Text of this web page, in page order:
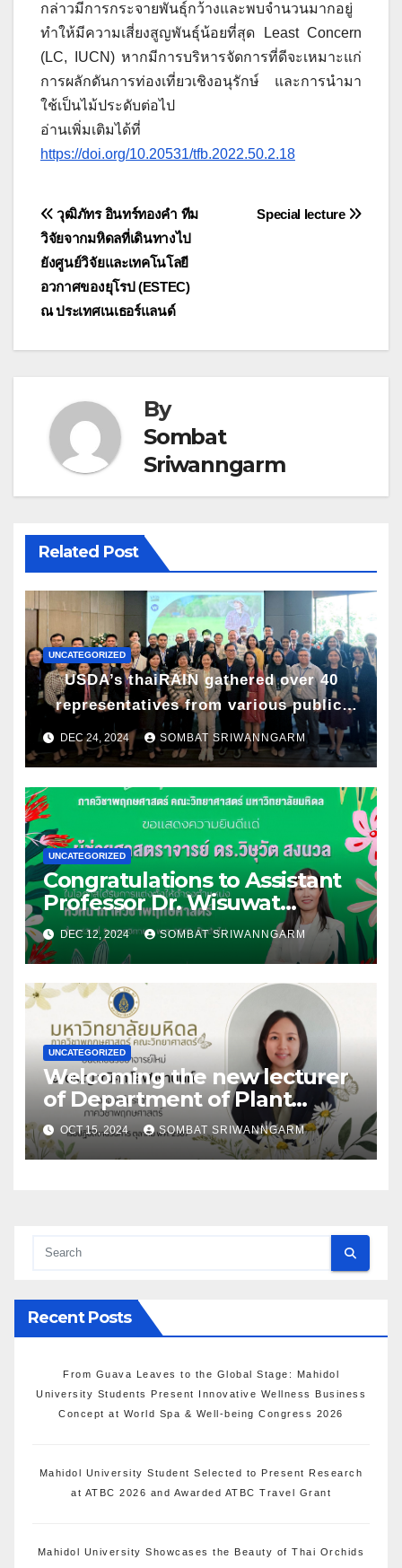
กล่าวมีการกระจายพันธุ์กว้างและพบจำนวนมากอยู่
ทำให้มีความเสี่ยงสูญพันธุ์น้อยที่สุด Least Concern
(LC, IUCN) หากมีการบริหารจัดการที่ดีจะเหมาะแก่
การผลักดันการท่องเที่ยวเชิงอนุรักษ์ และการนำมา
ใช้เป็นไม้ประดับต่อไป
อ่านเพิ่มเติมได้ที่
https://doi.org/10.20531/tfb.2022.50.2.18
Post
navigation
Special lecture
วุฒิภัทร อินทร์ทองคำ ทีม
วิจัยจากมหิดลที่เดินทางไป
ยังศูนย์วิจัยและเทคโนโลยี
อวกาศของยุโรป (ESTEC)
ณ ประเทศเนเธอร์แลนด์
By
Sombat
Sriwanngarm
Related Post
UNCATEGORIZED
USDA’s thaiRAIN gathered over 40
representatives from various public,
business, and educational institutions
to share their insights on promoting
DEC 24, 2024 SOMBAT SRIWANNGARM
UNCATEGORIZED
Congratulations to Assistant
Professor Dr. Wisuwat
Songnuan on the occasion of
being appointed as the Head
of the Department of Plant
Science
DEC 12, 2024 SOMBAT SRIWANNGARM
UNCATEGORIZED
Welcoming the new lecturer
of Department of Plant
Science
OCT 15, 2024 SOMBAT SRIWANNGARM
Recent Posts
From Guava Leaves to the Global Stage: Mahidol
University Students Present Innovative Wellness Business
Concept at World Spa & Well-being Congress 2026
Mahidol University Student Selected to Present Research
at ATBC 2026 and Awarded ATBC Travel Grant
Mahidol University Showcases the Beauty of Thai Orchids